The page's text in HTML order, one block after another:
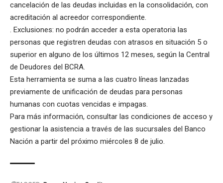
cancelación de las deudas incluidas en la consolidación, con
acreditación al acreedor correspondiente.
. Exclusiones: no podrán acceder a esta operatoria las
personas que registren deudas con atrasos en situación 5 o
superior en alguno de los últimos 12 meses, según la Central
de Deudores del BCRA.
Esta herramienta se suma a las cuatro líneas lanzadas
previamente de unificación de deudas para personas
humanas con cuotas vencidas e impagas.
Para más información, consultar las condiciones de acceso y
gestionar la asistencia a través de las sucursales del Banco
Nación a partir del próximo miércoles 8 de julio.